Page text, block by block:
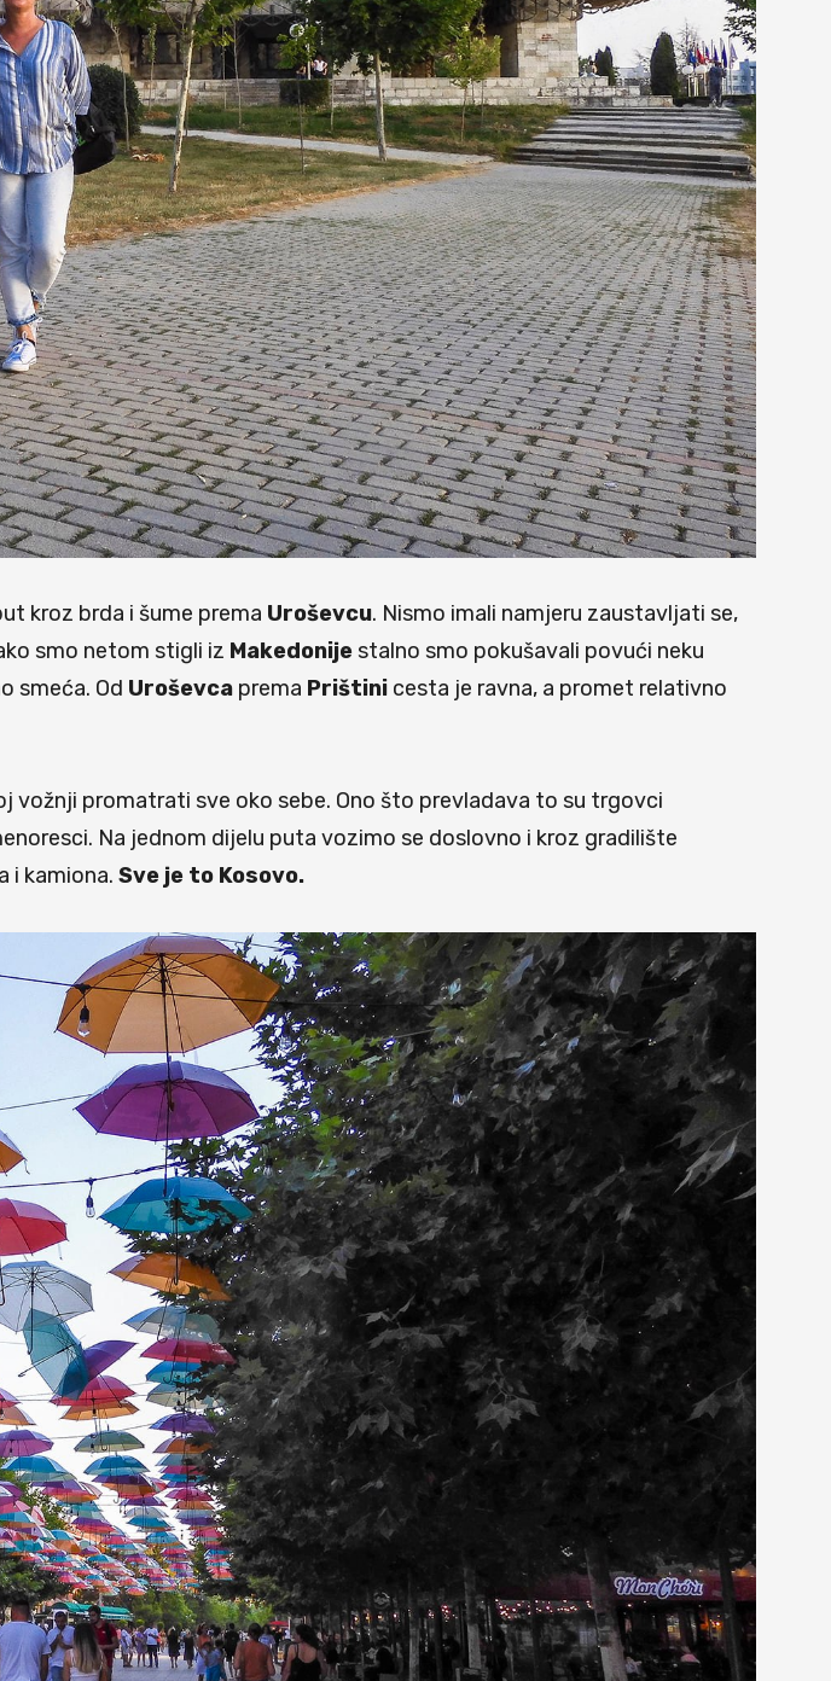
kroz brda i šume prema Uroševcu. Nismo imali namjeru zaustavljati se,
smo netom stigli iz Makedonijestalno smo pokušavali povući neku
smeća. Od Uroševca prema Prištini cesta je ravna, a promet relativno
vožnji promatrati sve oko sebe. Ono što prevladava to su trgovci
Na jednom dijelu puta vozimo se doslovno i kroz gradilište
i kamiona. Sve je to Kosovo.